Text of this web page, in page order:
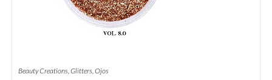
Beauty Creations,Glitters,Ojos